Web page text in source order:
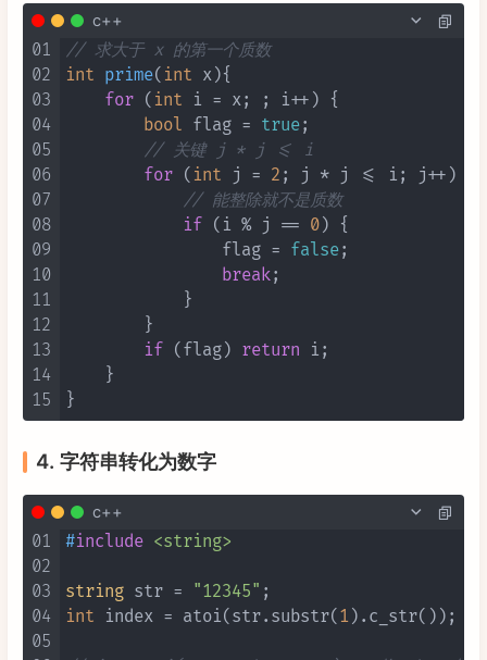
c++
01
02
03
04
05
06
07
08
09
10
11
12
13
14
15
// 求大于 x 的第一个质数
int prime( int x){
for ( int i = x; ; i++) {
bool flag = true;
// 关键 j * j <= i
for ( int j = 2 ; j * j <= i; j++) {
// 能整除就不是质数
if (i % j == 0) {
                flag =
false;
break;
            }
        }
if (flag) return i;
    }
4. 字符串转化为数字
c++
01
02
03
04
05
#include <string>
string str = "12345"
int index = atoi(str.substr( 1).c_str());